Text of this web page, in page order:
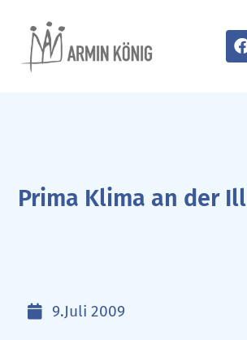
Prima Klima an der Ill
9.Juli 2009